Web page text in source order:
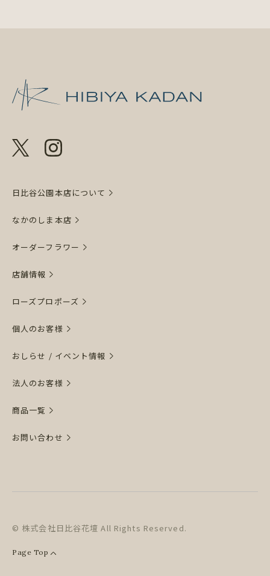
日比谷公園本店について
なかのしま本店
オーダーフラワー
店舗情報
ローズプロポーズ
個人のお客様
おしらせ / イベント情報
法人のお客様
商品一覧
お問い合わせ
© 株式会社日比谷花壇 All Rights Reserved.
Page Top